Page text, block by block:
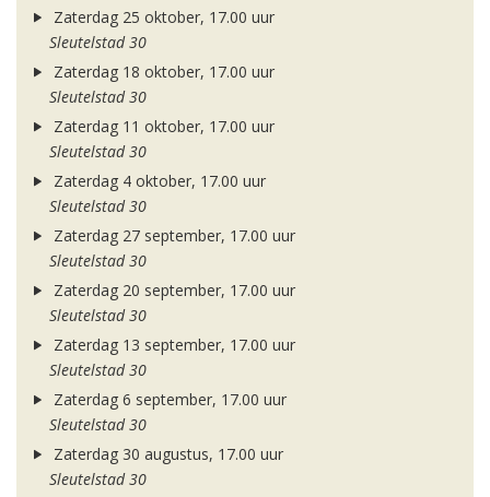
Zaterdag 25 oktober, 17.00 uur
Sleutelstad 30
Zaterdag 18 oktober, 17.00 uur
Sleutelstad 30
Zaterdag 11 oktober, 17.00 uur
Sleutelstad 30
Zaterdag 4 oktober, 17.00 uur
Sleutelstad 30
Zaterdag 27 september, 17.00 uur
Sleutelstad 30
Zaterdag 20 september, 17.00 uur
Sleutelstad 30
Zaterdag 13 september, 17.00 uur
Sleutelstad 30
Zaterdag 6 september, 17.00 uur
Sleutelstad 30
Zaterdag 30 augustus, 17.00 uur
Sleutelstad 30